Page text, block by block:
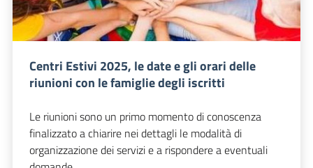
Centri Estivi 2025, le date e gli orari delle
riunioni con le famiglie degli iscritti
Le riunioni sono un primo momento di conoscenza
finalizzato a chiarire nei dettagli le modalità di
organizzazione dei servizi e a rispondere a eventuali